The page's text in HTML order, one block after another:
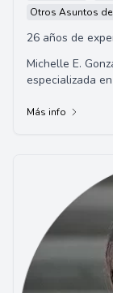
Otros Asuntos
26 años de
Michelle E.
especializada
Más info